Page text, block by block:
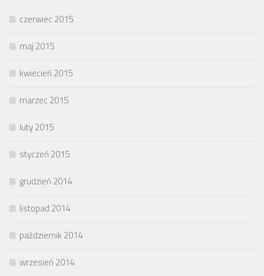
czerwiec 2015
maj 2015
kwiecień 2015
marzec 2015
luty 2015
styczeń 2015
grudzień 2014
listopad 2014
październik 2014
wrzesień 2014